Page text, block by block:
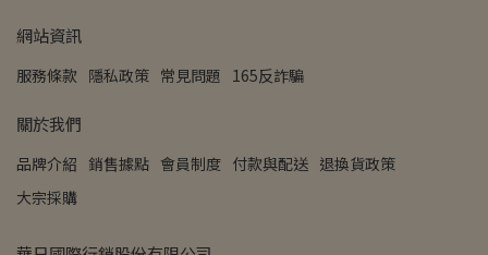
網站資訊
服務條款 隱私政策 常見問題 165反詐騙
關於我們
品牌介紹 銷售據點 會員制度 付款與配送 退換貨政策
大宗採購